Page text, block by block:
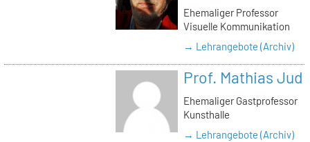
Ehemaliger Professor
Visuelle Kommunikation
→ Lehrangebote (Archiv)
Prof. Mathias Jud
Ehemaliger Gastprofessor
Kunsthalle
→ Lehrangebote (Archiv)